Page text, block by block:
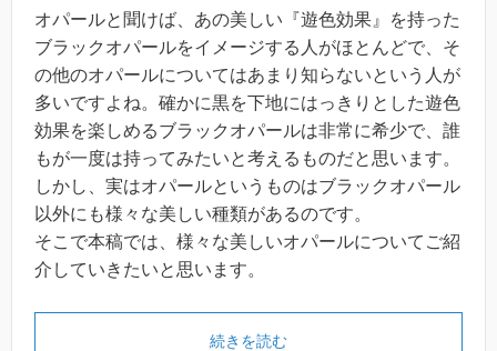
オパールと聞けば、あの美しい『遊色効果』を持った
ブラックオパールをイメージする人がほとんどで、そ
の他のオパールについてはあまり知らないという人が
多いですよね。確かに黒を下地にはっきりとした遊色
効果を楽しめるブラックオパールは非常に希少で、誰
もが一度は持ってみたいと考えるものだと思います。
しかし、実はオパールというものはブラックオパール
以外にも様々な美しい種類があるのです。
そこで本稿では、様々な美しいオパールについてご紹
介していきたいと思います。
続きを読む